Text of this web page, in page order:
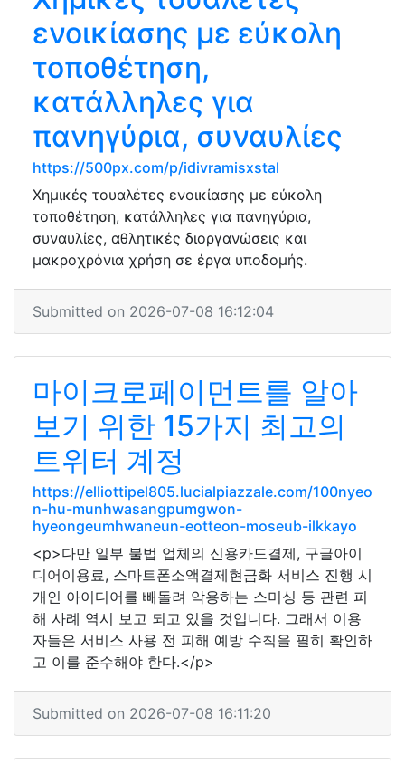
ενοικίασης με εύκολη
τοποθέτηση,
κατάλληλες για
πανηγύρια, συναυλίες
https://500px.com/p/idivramisxstal
Χημικές τουαλέτες ενοικίασης με εύκολη
τοποθέτηση, κατάλληλες για πανηγύρια,
συναυλίες, αθλητικές διοργανώσεις και
μακροχρόνια χρήση σε έργα υποδομής.
Submitted on 2026-07-08 16:12:04
마이크로페이먼트를 알아
보기 위한 15가지 최고의
트위터 계정
https://elliottipel805.lucialpiazzale.com/100nyeo
n-hu-munhwasangpumgwon-
hyeongeumhwaneun-eotteon-moseub-ilkkayo
<p>다만 일부 불법 업체의 신용카드결제, 구글아이
디어이용료, 스마트폰소액결제현금화 서비스 진행 시
개인 아이디어를 빼돌려 악용하는 스미싱 등 관련 피
해 사례 역시 보고 되고 있을 것입니다. 그래서 이용
자들은 서비스 사용 전 피해 예방 수칙을 필히 확인하
고 이를 준수해야 한다.</p>
Submitted on 2026-07-08 16:11:20